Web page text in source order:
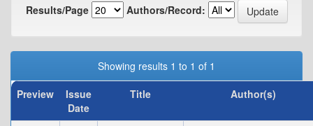
Results/Page
Authors/Record:
Showing results 1 to 1 of 1
Preview
Issue
Date
Title Author(s)